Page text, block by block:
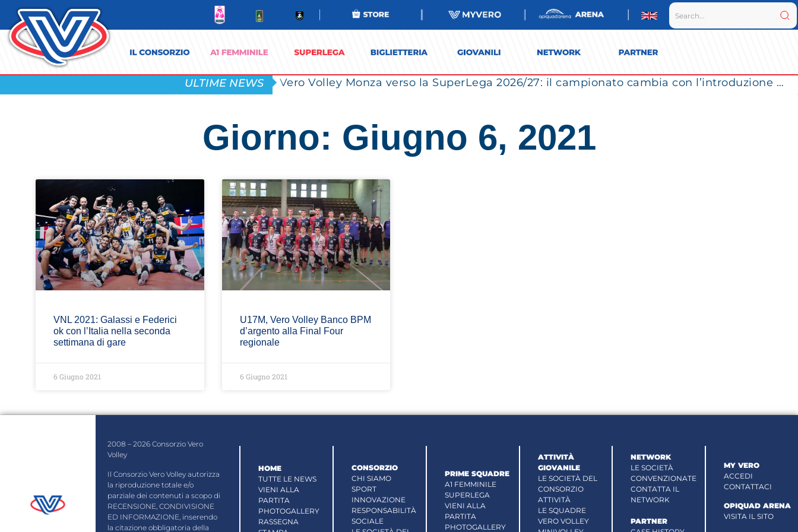
ULTIME NEWS Vero Volley Monza verso la SuperLega 2026/27: il campionato cambia con l’introduzione dei Play Out
Giorno: Giugno 6, 2021
VNL 2021: Galassi e Federici
ok con l’Italia nella seconda
settimana di gare
6 Giugno 2021
U17M, Vero Volley Banco BPM
d’argento alla Final Four
regionale
6 Giugno 2021
2008 – 2026 Consorzio Vero
Volley
Il Consorzio Vero Volley autorizza
la riproduzione totale e/o
parziale dei contenuti a scopo di
RECENSIONE, CONDIVISIONE
ED INFORMAZIONE, inserendo
la citazione obbligatoria della
HOME
TUTTE LE NEWS
VIENI ALLA
PARTITA
PHOTOGALLERY
RASSEGNA
CONSORZIO
CHI SIAMO
SPORT
INNOVAZIONE
RESPONSABILITÀ
SOCIALE
PRIME SQUADRE
A1 FEMMINILE
SUPERLEGA
VIENI ALLA
PARTITA
PHOTOGALLERY
ATTIVITÀ
GIOVANILE
LE SOCIETÀ DEL
CONSORZIO
ATTIVITÀ
LE SQUADRE
VERO VOLLEY
NETWORK
LE SOCIETÀ
CONVENZIONATE
CONTATTA IL
NETWORK
PARTNER
MY VERO
ACCEDI
CONTATTACI
OPIQUAD ARENA
VISITA IL SITO